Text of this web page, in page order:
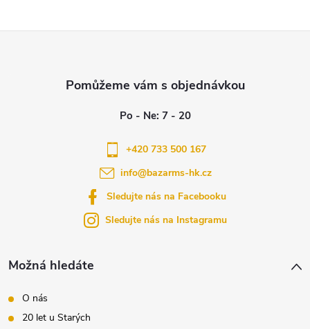
i
Možná hledáte
O nás
20 let u Starých
info@bazarms-hk.cz
+420 733 500 167
Sledujte nás na Facebooku
Sledujte nás na Instagramu